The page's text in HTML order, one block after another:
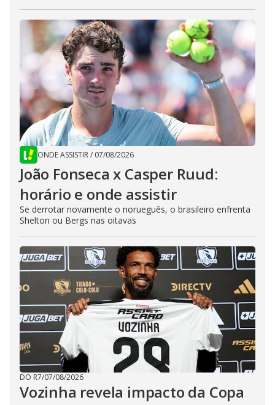
ONDE ASSISTIR/ 07/08/2026
João Fonseca x Casper Ruud:
horário e onde assistir
Se derrotar novamente o norueguês, o brasileiro enfrenta
Shelton ou Bergs nas oitavas
DO R7/07/08/2026
Vozinha revela impacto da Copa